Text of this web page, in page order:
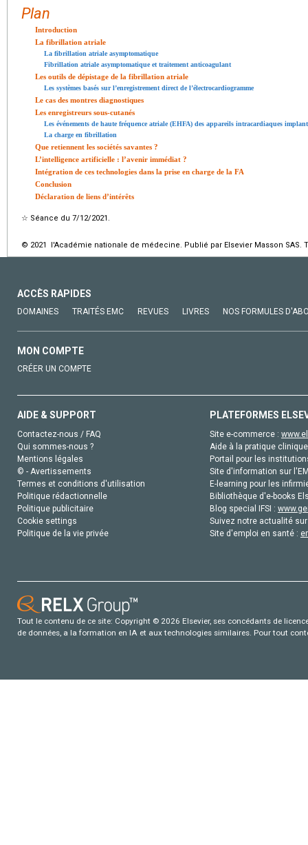
Plan
Introduction
La fibrillation atriale
La fibrillation atriale asymptomatique
Fibrillation atriale asymptomatique et traitement anticoagulant
Les outils de dépistage de la fibrillation atriale
Les systèmes basés sur l’enregistrement direct de l’électrocardiogramme
Le cas des montres diagnostiques
Les enregistreurs sous-cutanés
Les événements de haute fréquence atriale (EHFA) des appareils intracardiaques
La charge en fibrillation
Que retiennent les sociétés savantes ?
L’intelligence artificielle : l’avenir immédiat ?
Intégration de ces technologies dans la prise en charge de la FA
Conclusion
Déclaration de liens d’intérêts
☆ Séance du 7/12/2021.
© 2021 l'Académie nationale de médecine. Publié par Elsevier Masson SAS.
ACCÈS RAPIDES
DOMAINES TRAITÉS EMC REVUES LIVRES NOS FORMULES
MON COMPTE
CRÉER UN COMPTE
AIDE & SUPPORT
Contactez-nous / FAQ
Qui sommes-nous ?
Mentions légales
© - Avertissements
Termes et conditions d'utilisation
Politique rédactionnelle
Politique publicitaire
Cookie settings
Politique de la vie privée
PLATEFORMES
Site e-commerce :
Aide à la pratique
Portail pour les
Site d'information sur
E-learning pour les
Bibliothèque d'e-books
Blog special IFSI :
Suivez notre actualité
Site d'emploi en santé :
Tout le contenu de ce site: Copyright © 2026 Elsevier, ses concédants de
de données, a la formation en IA et aux technologies similaires. Pour tout